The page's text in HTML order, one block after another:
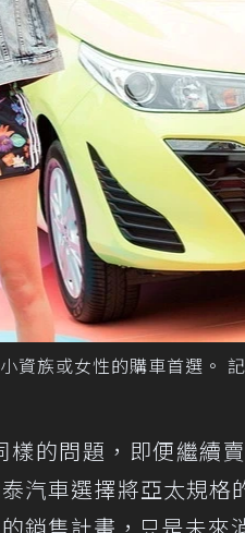
資族或女性的購車首選。
樣的問題，即便繼續
汽車選擇將亞太規格